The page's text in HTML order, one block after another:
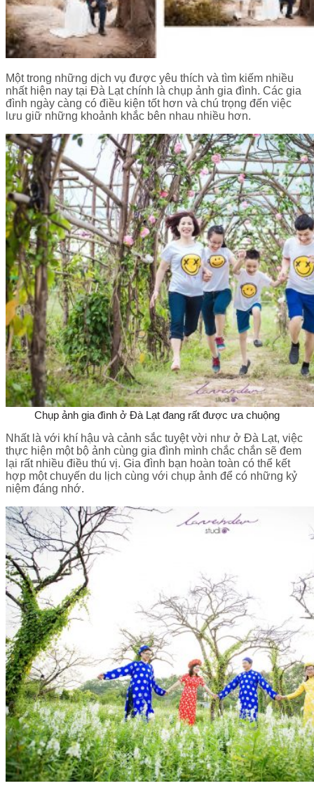
Một trong những dịch vụ được yêu thích và tìm kiếm nhiều
nhất hiện nay tại Đà Lạt chính là chụp ảnh gia đình. Các gia
đình ngày càng có điều kiện tốt hơn và chú trọng đến việc
lưu giữ những khoảnh khắc bên nhau nhiều hơn.
Chụp ảnh gia đình ở Đà Lạt đang rất được ưa chuộng
Nhất là với khí hậu và cảnh sắc tuyệt vời như ở Đà Lạt, việc
thực hiện một bộ ảnh cùng gia đình mình chắc chắn sẽ đem
lại rất nhiều điều thú vị. Gia đình bạn hoàn toàn có thể kết
hợp một chuyến du lịch cùng với chụp ảnh để có những kỷ
niệm đáng nhớ.